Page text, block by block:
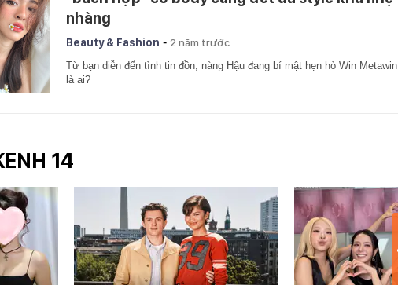
nhàng
Beauty & Fashion - 2 năm trước
Từ bạn diễn đến tình tin đồn, nàng Hậu đang bí mật hẹn hò Win Metawin
là ai?
14